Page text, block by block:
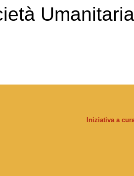
Iniziativa a